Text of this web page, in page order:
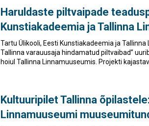
Haruldaste piltvaipade
Kunstiakadeemia ja Tallinna
Tartu Ülikooli, Eesti Kunstiakadeemia ja
Tallinna varauusaja hindamatud piltvaibad”
hoiul Tallinna Linnamuuseumis. Projekti
Kultuuripilet Tallinna õpilastele:
Linnamuuseumi